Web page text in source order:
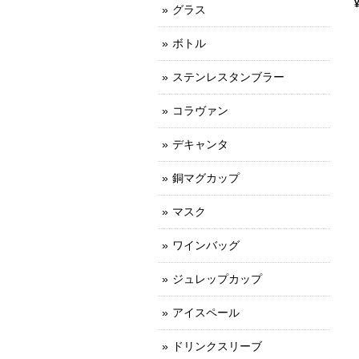
グラス
ボトル
ステンレスタンブラー
コラヴァン
デキャンタ
銅マグカップ
マスク
ワインバッグ
ジュレップカップ
アイスペール
ドリンクスリーブ